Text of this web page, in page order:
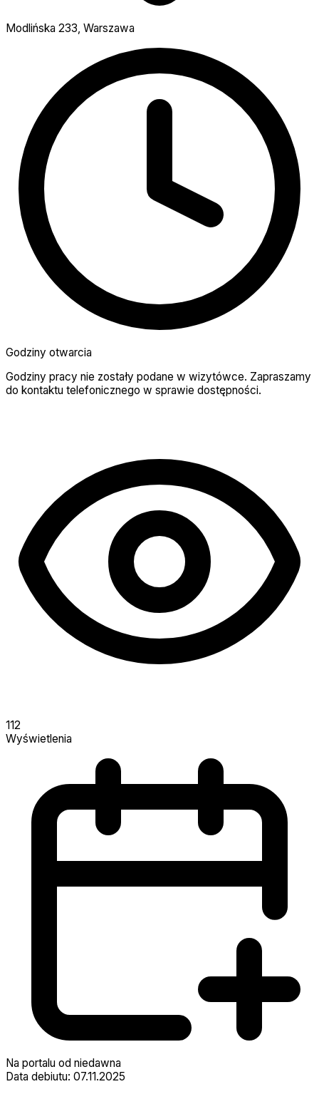
Modlińska 233, Warszawa
Godziny otwarcia
Godziny pracy nie zostały podane w wizytówce. Zapraszamy
do kontaktu telefonicznego w sprawie dostępności.
112
Wyświetlenia
Na portalu od niedawna
Data debiutu: 07.11.2025